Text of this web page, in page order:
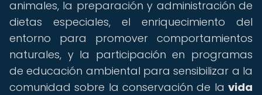
animales, la preparación y administración de
dietas especiales, el enriquecimiento del
entorno para promover comportamientos
naturales, y la participación en programas
de educación ambiental para sensibilizar a la
comunidad sobre la conservación de la vida